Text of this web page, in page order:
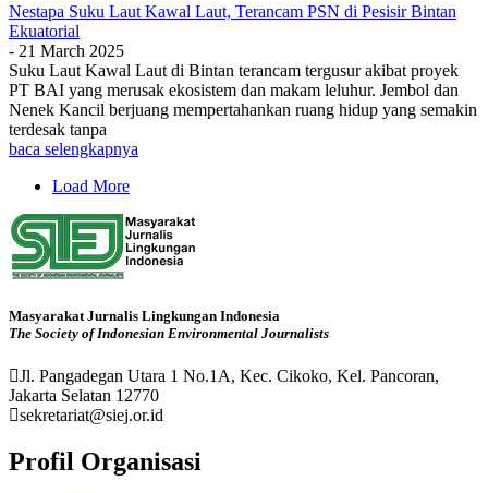
Nestapa Suku Laut Kawal Laut, Terancam PSN di Pesisir Bintan
Ekuatorial
- 21 March 2025
Suku Laut Kawal Laut di Bintan terancam tergusur akibat proyek
PT BAI yang merusak ekosistem dan makam leluhur. Jembol dan
Nenek Kancil berjuang mempertahankan ruang hidup yang semakin
terdesak tanpa
baca selengkapnya
Load More
Masyarakat Jurnalis Lingkungan Indonesia
The Society of Indonesian Environmental Journalists
Jl. Pangadegan Utara 1 No.1A, Kec. Cikoko, Kel. Pancoran,
Jakarta Selatan 12770
sekretariat@siej.or.id
Profil Organisasi